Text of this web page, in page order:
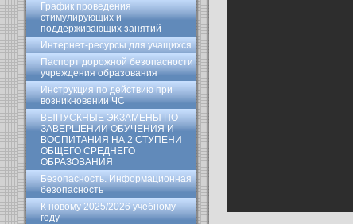
График проведения
стимулирующих и
поддерживающих занятий
Интернет-ресурсы для учащихся
Паспорт дорожной безопасности
учреждения образования
Инструкция по действию при
возникновении ЧС
ВЫПУСКНЫЕ ЭКЗАМЕНЫ ПО
ЗАВЕРШЕНИИ ОБУЧЕНИЯ И
ВОСПИТАНИЯ НА 2 СТУПЕНИ
ОБЩЕГО СРЕДНЕГО
ОБРАЗОВАНИЯ
Безопасность. Информационная
безопасность
К новому 2025/2026 учебному
году